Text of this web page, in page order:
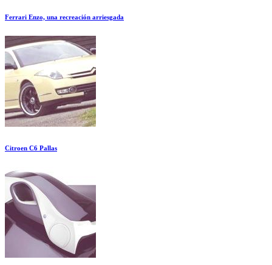
Ferrari Enzo, una recreación arriesgada
Citroen C6 Pallas